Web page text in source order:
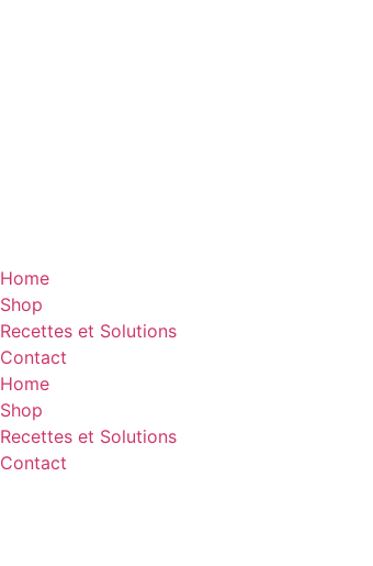
Home
Shop
Recettes et Solutions
Contact
Home
Shop
Recettes et Solutions
Contact